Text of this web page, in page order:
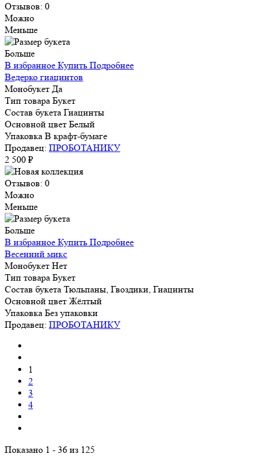
Отзывов: 0
Можно
Меньше
Больше
В избранное Купить Подробнее
Ведерко гиацинтов
Монобукет Да
Тип товара Букет
Состав букета Гиацинты
Основной цвет Белый
Упаковка В крафт-бумаге
Продавец: ПРОБОТАНИКУ
2 500 ₽
Отзывов: 0
Можно
Меньше
Больше
В избранное Купить Подробнее
Весенний микс
Монобукет Нет
Тип товара Букет
Состав букета Тюльпаны, Гвоздики, Гиацинты
Основной цвет Жёлтый
Упаковка Без упаковки
Продавец: ПРОБОТАНИКУ
1
2
3
4
Показано 1 - 36 из 125